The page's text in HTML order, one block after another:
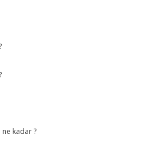
kadar ?